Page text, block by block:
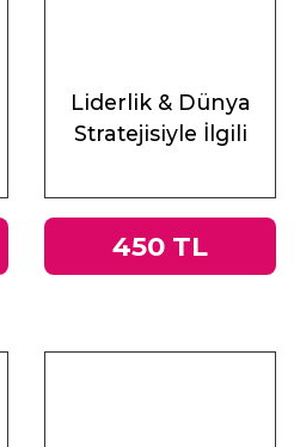
Liderlik & Dünya
Stratejisiyle İlgili
450 TL